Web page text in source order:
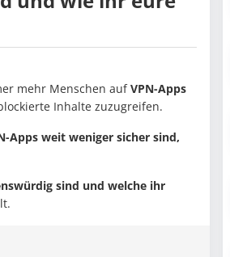
mehr Menschen aufVPN-Apps
Inhalte zuzugreifen.
Apps weit weniger sicher sind,
sind und welche ihr